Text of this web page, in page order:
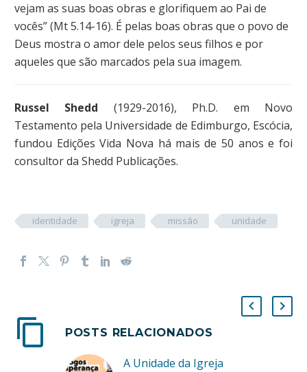
vejam as suas boas obras e glorifiquem ao Pai de
vocês” (Mt 5.14-16). É pelas boas obras que o povo de
Deus mostra o amor dele pelos seus filhos e por
aqueles que são marcados pela sua imagem.
Russel Shedd (1929-2016), Ph.D. em Novo
Testamento pela Universidade de Edimburgo, Escócia,
fundou Edições Vida Nova há mais de 50 anos e foi
consultor da Shedd Publicações.
identidade igreja missão unidade
POSTS RELACIONADOS
A Unidade da Igreja